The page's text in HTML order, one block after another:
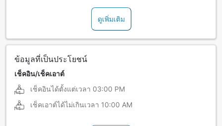
ดูเพิ่มเติม
ข้อมูลที่เป็นประโยชน์
เช็คอิน/เช็คเอาต์
เช็คอินได้ตั้งแต่เวลา 03:00 PM
เช็คเอาต์ได้ไม่เกินเวลา 10:00 AM